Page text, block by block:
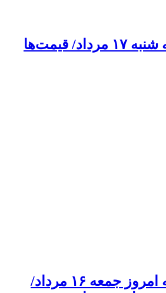
قیمت طلا و سکه شنبه ۱۷ مرداد/ قیمت‌ها
قیمت طلا و سکه امروز جمعه ۱۶ مرداد/